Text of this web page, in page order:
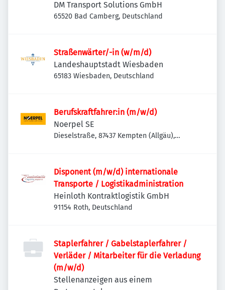
DM Transport Solutions GmbH
65520 Bad Camberg, Deutschland
Straßenwärter/-in (w/m/d)
Landeshauptstadt Wiesbaden
65183 Wiesbaden, Deutschland
Berufskraftfahrer:in (m/w/d)
Noerpel SE
Dieselstraße, 87437 Kempten (Allgäu),
Disponent (m/w/d) internationale
Transporte / Logistikadministration
Heinloth Kontraktlogistik GmbH
91154 Roth, Deutschland
Staplerfahrer / Gabelstaplerfahrer /
Verläder / Mitarbeiter für die Verladung
(m/w/d)
Stellenanzeigen aus einem